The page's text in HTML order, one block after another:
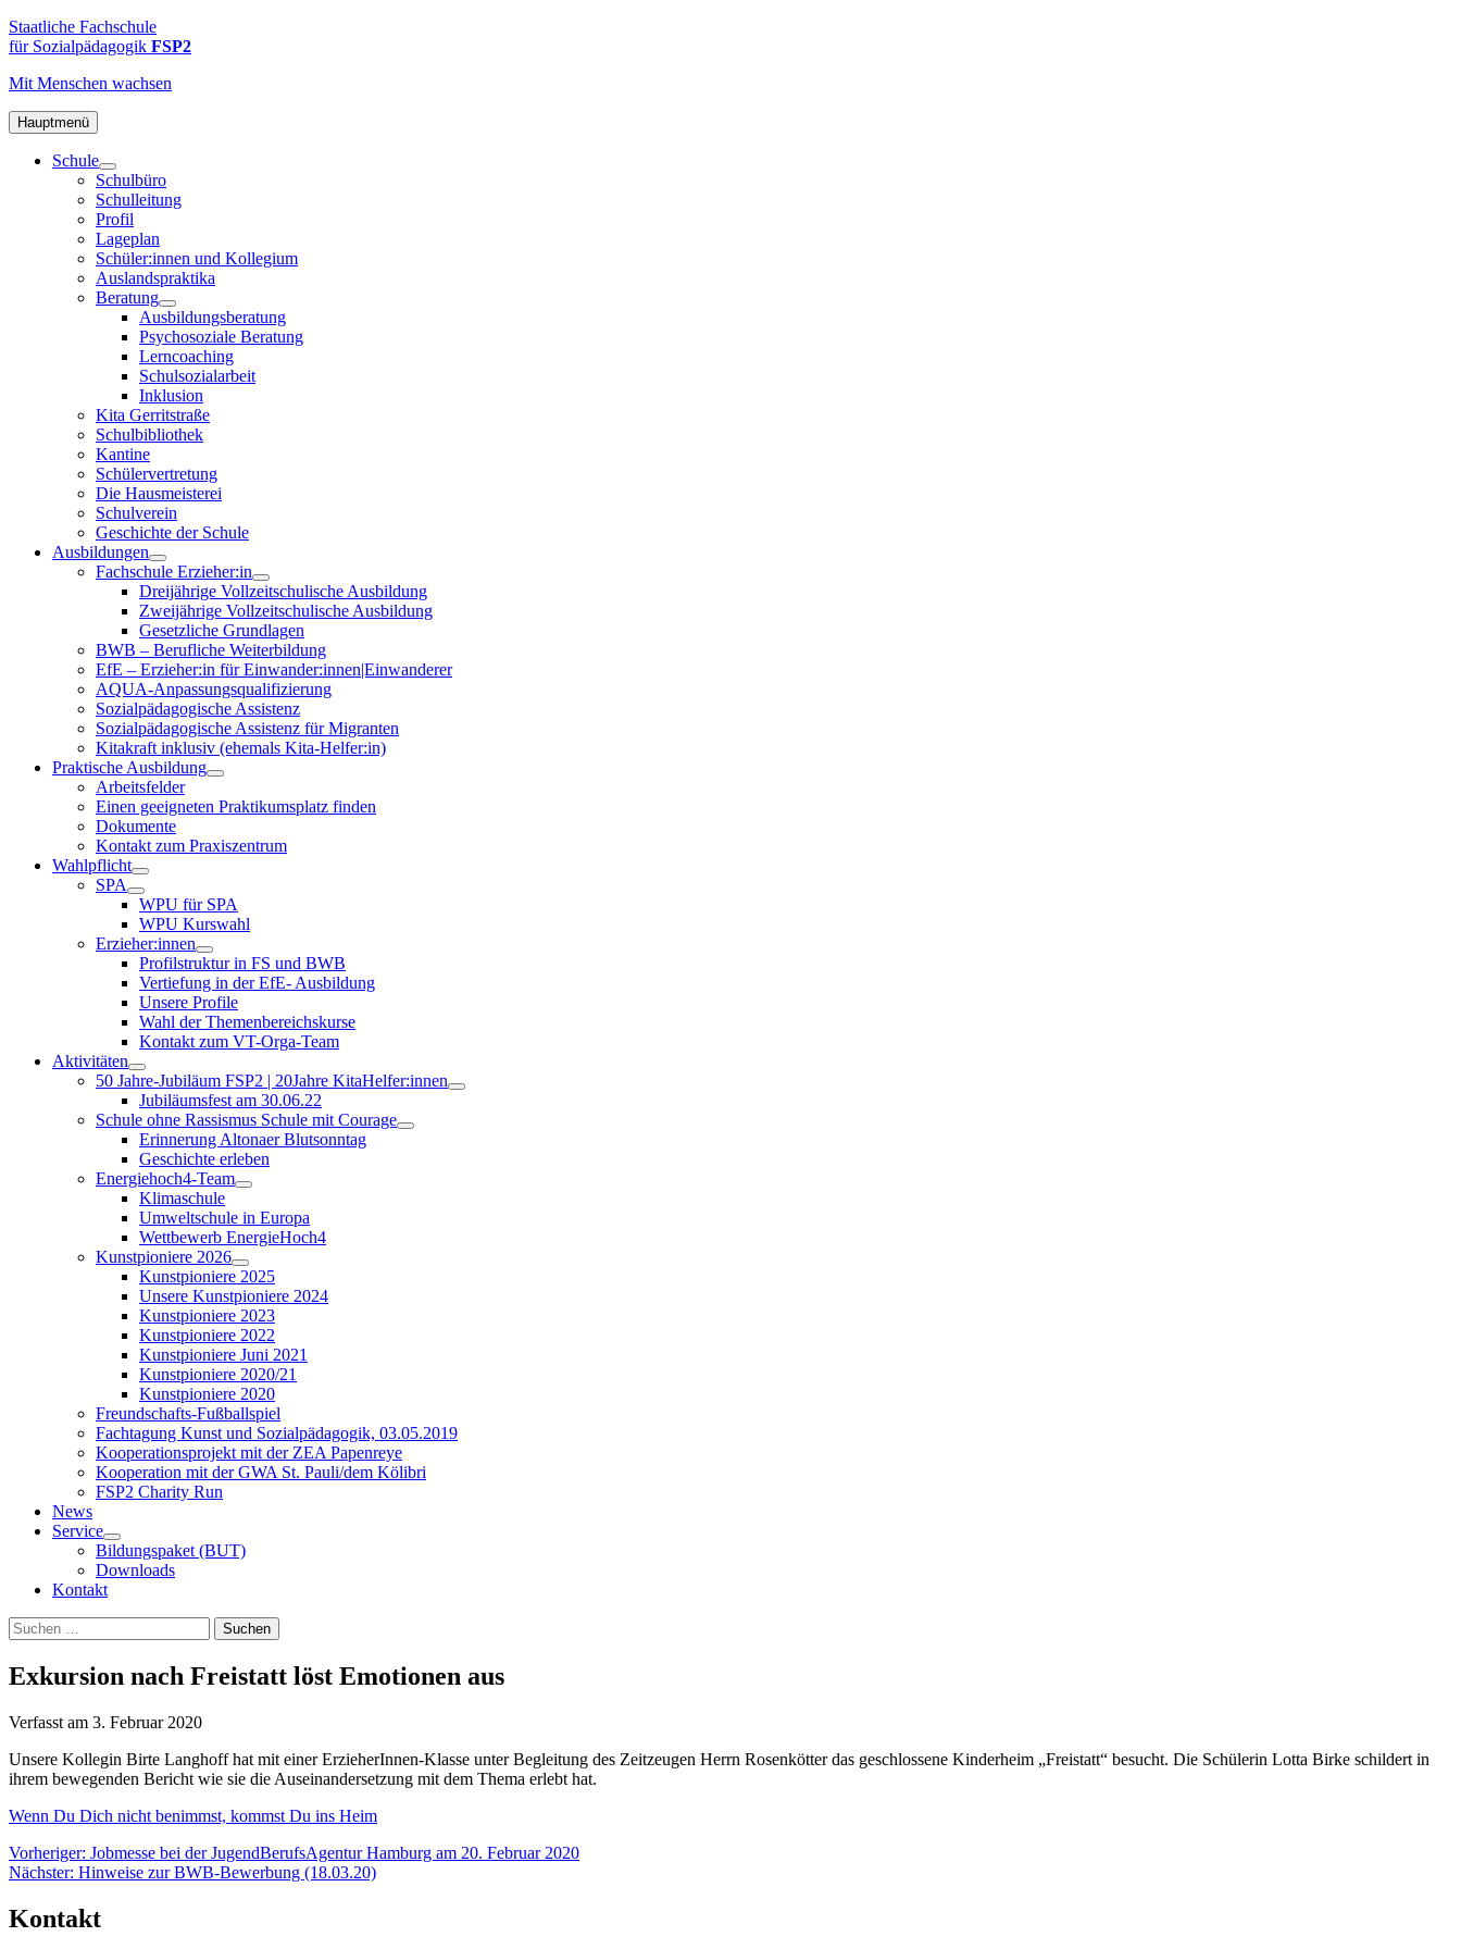
Zum
Inhalt
FSP2
Staatliche
Fachschule
Sozialpädagogik
in
Altona
Staatliche Fachschule
für Sozialpädagogik FSP2
Mit Menschen wachsen
Hauptmenü
Schule
Schulbüro
Schulleitung
Profil
Lageplan
Schüler:innen und Kollegium
Auslandspraktika
Beratung
Ausbildungsberatung
Psychosoziale Beratung
Lerncoaching
Schulsozialarbeit
Inklusion
Kita Gerritstraße
Schulbibliothek
Kantine
Schülervertretung
Die Hausmeisterei
Schulverein
Geschichte der Schule
Ausbildungen
Fachschule Erzieher:in
Dreijährige Vollzeitschulische Ausbildung
Zweijährige Vollzeitschulische Ausbildung
Gesetzliche Grundlagen
BWB – Berufliche Weiterbildung
EfE – Erzieher:in für Einwander:innen|Einwanderer
AQUA-Anpassungsqualifizierung
Sozialpädagogische Assistenz
Sozialpädagogische Assistenz für Migranten
Kitakraft inklusiv (ehemals Kita-Helfer:in)
Praktische Ausbildung
Arbeitsfelder
Einen geeigneten Praktikumsplatz finden
Dokumente
Kontakt zum Praxiszentrum
Wahlpflicht
SPA
WPU für SPA
WPU Kurswahl
Erzieher:innen
Profilstruktur in FS und BWB
Vertiefung in der EfE- Ausbildung
Unsere Profile
Wahl der Themenbereichskurse
Kontakt zum VT-Orga-Team
Aktivitäten
50 Jahre-Jubiläum FSP2 | 20Jahre KitaHelfer:innen
Jubiläumsfest am 30.06.22
Schule ohne Rassismus Schule mit Courage
Erinnerung Altonaer Blutsonntag
Geschichte erleben
Energiehoch4-Team
Klimaschule
Umweltschule in Europa
Wettbewerb EnergieHoch4
Kunstpioniere 2026
Kunstpioniere 2025
Unsere Kunstpioniere 2024
Kunstpioniere 2023
Kunstpioniere 2022
Kunstpioniere Juni 2021
Kunstpioniere 2020/21
Kunstpioniere 2020
Freundschafts-Fußballspiel
Fachtagung Kunst und Sozialpädagogik, 03.05.2019
Kooperationsprojekt mit der ZEA Papenreye
Kooperation mit der GWA St. Pauli/dem Kölibri
FSP2 Charity Run
News
Service
Bildungspaket (BUT)
Downloads
Kontakt
Suchen
Suchen
nach:
Exkursion nach Freistatt löst Emotionen aus
Verfasst am 3. Februar 2020
Unsere Kollegin Birte Langhoff hat mit einer ErzieherInnen-Klasse unter Begleitung des Zeitzeugen Herrn Rosenkötter das geschlossene Kinderheim „Freistatt“ besucht. Die Schülerin Lotta Birke schildert in
ihrem bewegenden Bericht wie sie die Auseinandersetzung mit dem Thema erlebt hat.
Wenn Du Dich nicht benimmst, kommst Du ins Heim
Beitragsnavigation
Vorheriger: Jobmesse bei der JugendBerufsAgentur Hamburg am 20. Februar 2020
Nächster: Hinweise zur BWB-Bewerbung (18.03.20)
Kontakt